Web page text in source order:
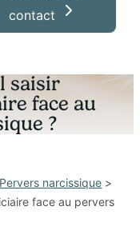
contact
saisir
face au
?
Pervers narcissique >
face au pervers